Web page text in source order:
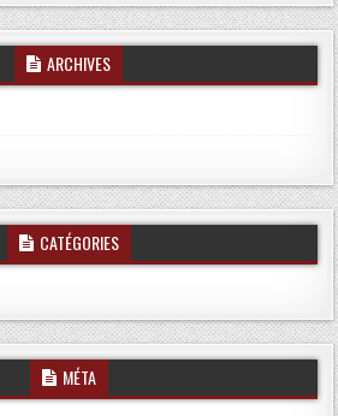
ARCHIVES
CATÉGORIES
MÉTA